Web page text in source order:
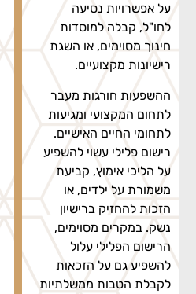
על אפשרויות נסיעה
לחו"ל, קבלה למוסדות
חינוך מסוימים, או השגת
רישיונות מקצועיים.
ההשפעות חורגות מעבר
לתחום המקצועי ומגיעות
לתחומי החיים האישיים.
רישום פלילי עשוי להשפיע
על הליכי אימוץ, קביעת
משמורת על ילדים, או
הזכות להחזיק ברישיון
נשק. במקרים מסוימים,
הרישום הפלילי עלול
להשפיע גם על הזכאות
לקבלת הטבות ממשלתיות